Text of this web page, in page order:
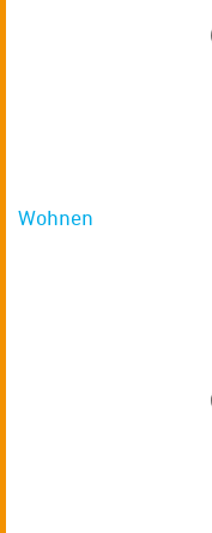
Wohnen